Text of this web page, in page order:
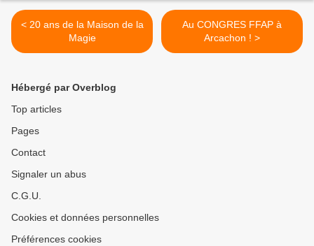
< 20 ans de la Maison de la
Magie
Au CONGRES FFAP à
Arcachon ! >
Hébergé par Overblog
Top articles
Pages
Contact
Signaler un abus
C.G.U.
Cookies et données personnelles
Préférences cookies